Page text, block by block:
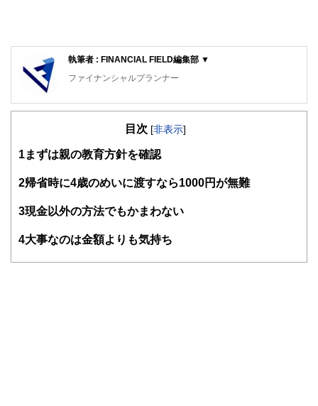
執筆者 : FINANCIAL FIELD編集部 ▼
ファイナンシャルプランナー
FinancialField編集部は、金融、経済に関する記事を、日々
知識がない方でも理解できるようわかりやすく発信していま
得者を中心に「お金や暮らし」に関する書籍・雑誌の編集経
験者で構成され、企画立案から記事掲載まですべての工程に
関わることで、読者目線のコンテンツを追求しています。
護士、税理士、宅地建物取引士、相続診断士、住宅ローンア
目次 [非表示]
1 まずは親の教育方針を確認
2帰省時に4歳のめいに渡すなら1000円が無難
3現金以外の方法でもかまわない
4大事なのは金額よりも気持ち